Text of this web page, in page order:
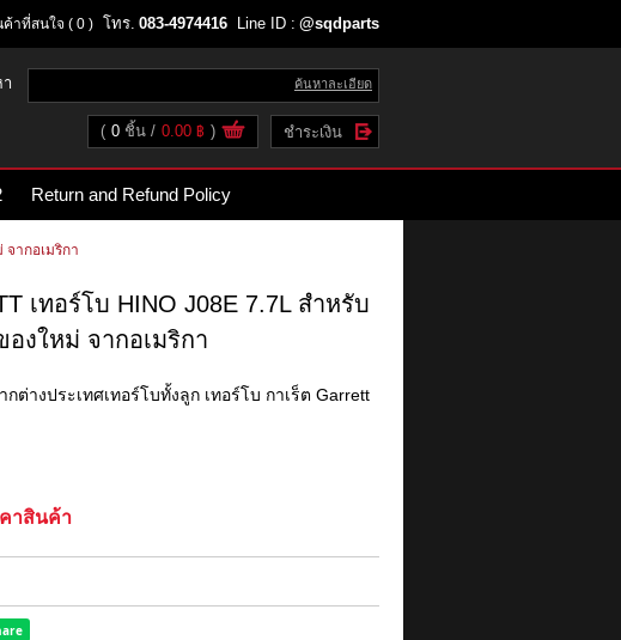
โทร. 083-4974416 Line ID : @sqdparts
ค้าที่สนใจ ( 0 )
ค้นหาละเอียด
( 0 ชิ้น 0.00 ฿ ) ชำระเงิน
Return and Refund Policy
จากอเมริกา
เทอร์โบ HINO J08E 7.7L สำหรับ
องใหม่ จากอเมริกา
ต่างประเทศเทอร์โบทั้งลูก เทอร์โบ กาเร็ต Garrett
าสินค้า